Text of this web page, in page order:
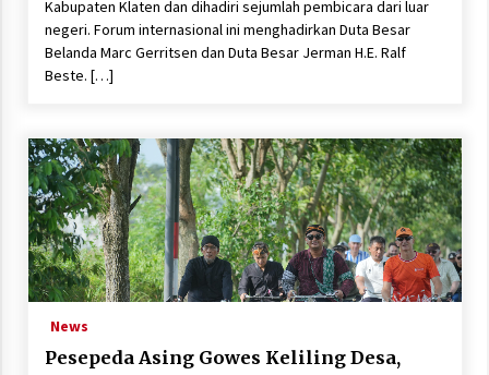
Kabupaten Klaten dan dihadiri sejumlah pembicara dari luar
negeri. Forum internasional ini menghadirkan Duta Besar
Belanda Marc Gerritsen dan Duta Besar Jerman H.E. Ralf
Beste. […]
News
Pesepeda Asing Gowes Keliling Desa,